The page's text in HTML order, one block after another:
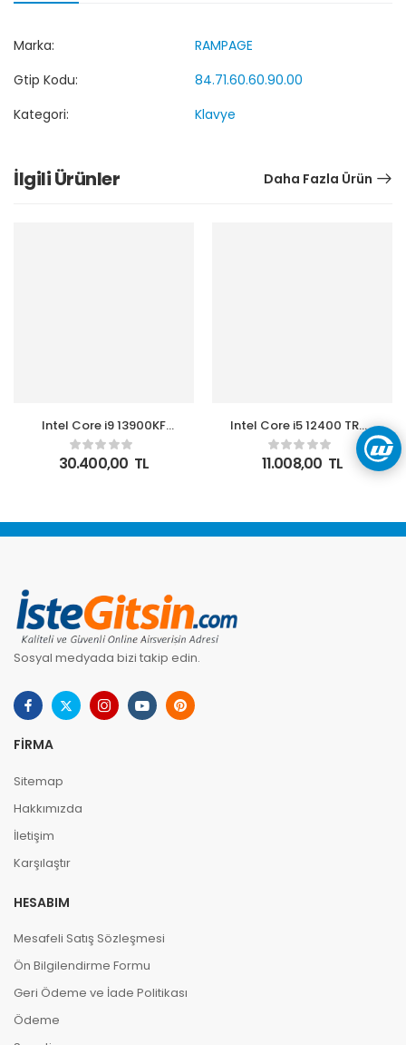
Marka:
RAMPAGE
Gtip Kodu:
84.71.60.60.90.00
Kategori:
Klavye
İlgili Ürünler Daha Fazla Ürün
Intel Core i9 13900KF
3.00GHz 24 Çekirdek
36MB Önbellek LGA1700
Soket 10nm Kutulu Box
30.400,00 TL
Intel Core i5 12400 TRAY
2.5 GHz 4.4 GHz 18MB
LGA1700P Fansız
Kutusuz 12.Nesil İşlemci
11.008,00 TL
Sosyal medyada bizi takip edin.
FIRMA
Sitemap
Hakkımızda
İletişim
Karşılaştır
HESABIM
Mesafeli Satış Sözleşmesi
Ön Bilgilendirme Formu
Geri Ödeme ve İade Politikası
Ödeme